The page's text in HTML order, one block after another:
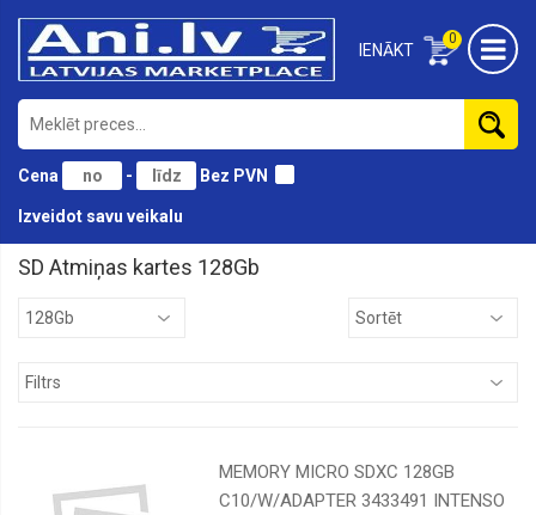
0
IENĀKT
Cena - Bez PVN
Izveidot savu veikalu
256Gb
64Gb
SD Atmiņas kartes 128Gb
MEMORY MICRO SDXC 128GB
C10/W/ADAPTER 3433491 INTENSO